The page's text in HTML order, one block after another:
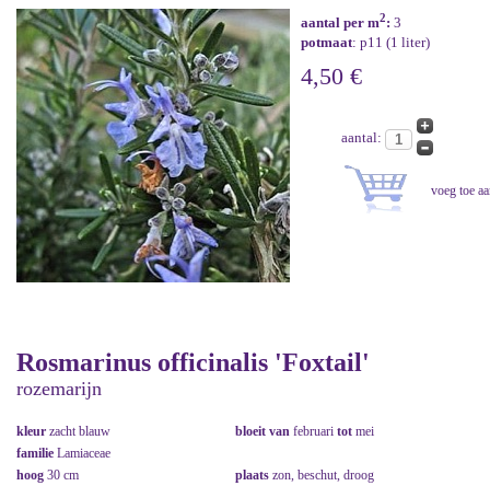
aantal per m2: 3
potmaat: p11 (1 liter)
4,50 €
aantal:
Rosmarinus officinalis 'Foxtail'
rozemarijn
kleur zacht blauw bloeit van februari tot mei
familie Lamiaceae
hoog 30 cm plaats zon, beschut, droog